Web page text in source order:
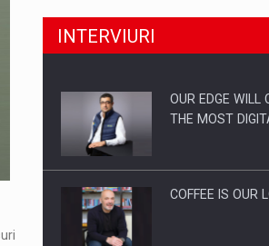
CEO
Webinar -
INTERVIURI
OUR EDGE WILL
THE MOST
COFFEE IS OUR